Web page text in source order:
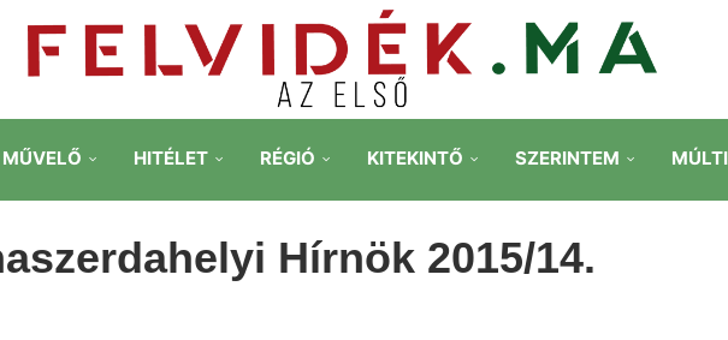
MŰVELŐ HITÉLET RÉGIÓ KITEKINTŐ SZERINTEM
Hírnök 2015/14.